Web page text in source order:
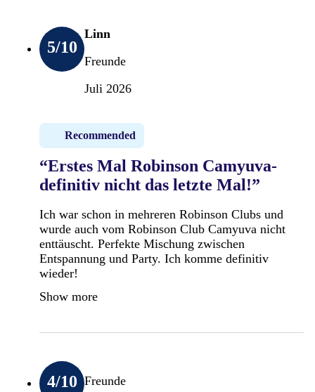
5/10
Linn
Freunde
Juli 2026
Recommended
“Erstes Mal Robinson Camyuva-
definitiv nicht das letzte Mal!”
Ich war schon in mehreren Robinson Clubs und
wurde auch vom Robinson Club Camyuva nicht
enttäuscht. Perfekte Mischung zwischen
Entspannung und Party. Ich komme definitiv
wieder!
Show more
4/10 Freunde